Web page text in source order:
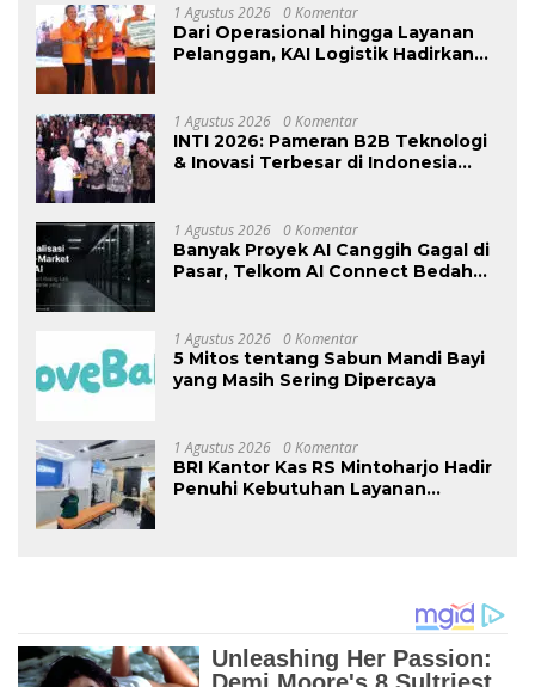
1 Agustus 2026 0 Komentar
Dari Operasional hingga Layanan
Pelanggan, KAI Logistik Hadirkan
1 Agustus 2026 0 Komentar
INTI 2026: Pameran B2B Teknologi
& Inovasi Terbesar di Indonesia
1 Agustus 2026 0 Komentar
Banyak Proyek AI Canggih Gagal di
Pasar, Telkom AI Connect Bedah
1 Agustus 2026 0 Komentar
5 Mitos tentang Sabun Mandi Bayi
yang Masih Sering Dipercaya
1 Agustus 2026 0 Komentar
BRI Kantor Kas RS Mintoharjo Hadir
Penuhi Kebutuhan Layanan